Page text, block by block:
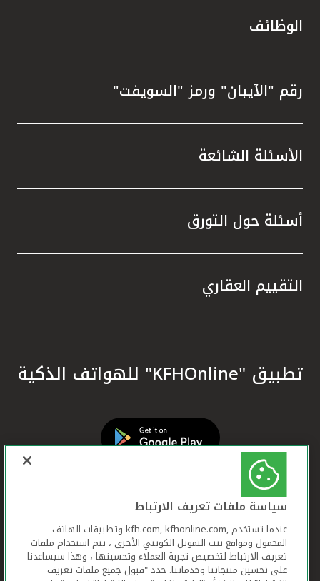
الوظائف
رقم "الآيبان" ورمز "السويفت"
الأسئلة الشائعة
أسئلة حول التورق
التقييم العقاري
تطبيق "KFHOnline" للهواتف الذكية
سياسة ملفات تعريف الارتباط
عندما تستخدم ,kfh.com, kfhonline.com وتطبيقات الهاتف
المحمول ومواقع بيت التمويل الكويتي الأخرى ، يتم استخدام ملفات
تعريف الارتباط لتخصيص تجربة العملاء وتحسينها ، وهذا سيساعدنا
على تحسين منتجاتنا وخدماتنا. حدد "قبول جميع ملفات تعريف